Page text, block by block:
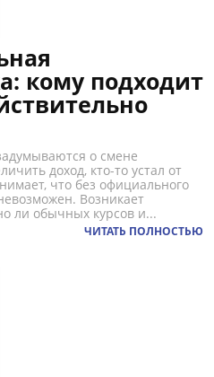
кому подходит
о смене
доход, кто-то устал от
что без официального
Возникает
ли обычных курсов и...
ЧИТАТЬ ПОЛНОСТЬЮ